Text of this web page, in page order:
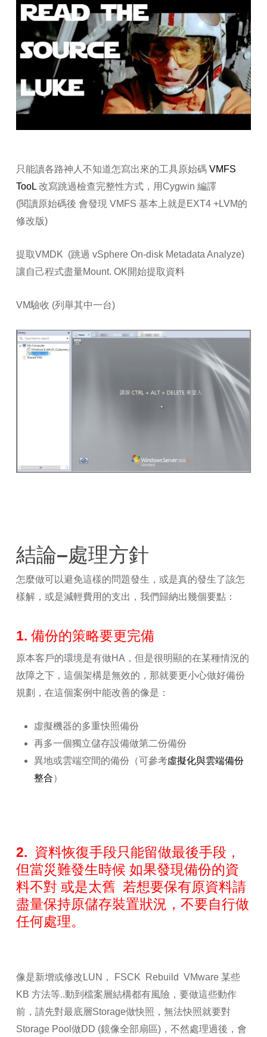
只能讀各路神人不知道怎寫出來的工具原始碼 VMFS
TooL改寫跳過檢查完整性方式，用Cygwin 編譯
(閱讀原始碼後 會發現 VMFS 基本上就是EXT4 +LVM的
修改版)
提取VMDK (跳過 vSphere On-disk Metadata Analyze)
讓自己程式盡量Mount. OK開始提取資料
VM驗收 (列舉其中一台)
結論–處理方針
怎麼做可以避免這樣的問題發生，或是真的發生了該怎
樣解，或是減輕費用的支出，我們歸納出幾個要點：
1. 備份的策略要更完備
原本客戶的環境是有做HA，但是很明顯的在某種情況的
故障之下，這個架構是無效的，那就要更小心做好備份
規劃，在這個案例中能改善的像是：
虛擬機器的多重快照備份
再多一個獨立儲存設備做第二份備份
異地或雲端空間的備份（可參考虛擬化與雲端備份
整合）
2. 資料恢復手段只能留做最後手段，
但當災難發生時候 如果發現備份的資
料不對 或是太舊 若想要保有原資料請
盡量保持原儲存裝置狀況，不要自行做
任何處理。
像是新增或修改 LUN ， FSCK Rebuild VMware 某些
KB 方法等..動到檔案層結構都有風險，要做這些動作
前，請先對最底層Storage做快照，無法快照就要對
Storage Pool 做DD (鏡像全部扇區)，不然處理過後，會